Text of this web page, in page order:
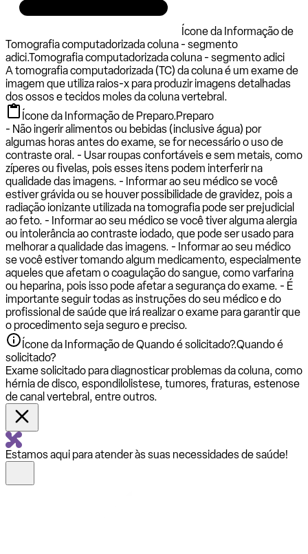
Ícone da Informação de
Tomografia computadorizada coluna - segmento
adici.Tomografia computadorizada coluna - segmento adici
A tomografia computadorizada (TC) da coluna é um exame de
imagem que utiliza raios-x para produzir imagens detalhadas
dos ossos e tecidos moles da coluna vertebral.
Ícone da Informação de Preparo.Preparo
- Não ingerir alimentos ou bebidas (inclusive água) por
algumas horas antes do exame, se for necessário o uso de
contraste oral. - Usar roupas confortáveis e sem metais, como
zíperes ou fivelas, pois esses itens podem interferir na
qualidade das imagens. - Informar ao seu médico se você
estiver grávida ou se houver possibilidade de gravidez, pois a
radiação ionizante utilizada na tomografia pode ser prejudicial
ao feto. - Informar ao seu médico se você tiver alguma alergia
ou intolerância ao contraste iodado, que pode ser usado para
melhorar a qualidade das imagens. - Informar ao seu médico
se você estiver tomando algum medicamento, especialmente
aqueles que afetam o coagulação do sangue, como varfarina
ou heparina, pois isso pode afetar a segurança do exame. - É
importante seguir todas as instruções do seu médico e do
profissional de saúde que irá realizar o exame para garantir que
o procedimento seja seguro e preciso.
Ícone da Informação de Quando é solicitado?.Quando é
solicitado?
Exame solicitado para diagnosticar problemas da coluna, como
hérnia de disco, espondilolistese, tumores, fraturas, estenose
de canal vertebral, entre outros.
Estamos aqui para atender às suas necessidades de saúde!